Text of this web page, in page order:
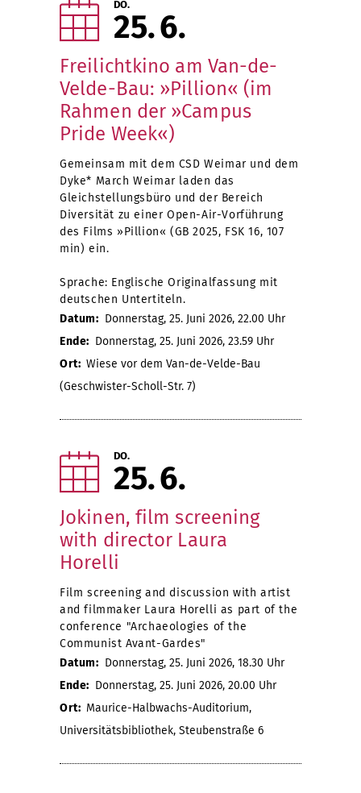
DO.
25 6
Freilichtkino am Van-de-
Velde-Bau: »Pillion« (im
Rahmen der »Campus
Pride Week«)
Gemeinsam mit dem CSD Weimar und dem
Dyke* March Weimar laden das
Gleichstellungsbüro und der Bereich
Diversität zu einer Open-Air-Vorführung
des Films »Pillion« (GB 2025, FSK 16, 107
min) ein.
Sprache: Englische Originalfassung mit
deutschen Untertiteln.
Datum: Donnerstag, 25. Juni 2026, 22.00 Uhr
Ende: Donnerstag, 25. Juni 2026, 23.59 Uhr
Ort: Wiese vor dem Van-de-Velde-Bau
(Geschwister-Scholl-Str. 7)
DO.
25 6
Jokinen, film screening
with director Laura
Horelli
Film screening and discussion with artist
and filmmaker Laura Horelli as part of the
conference "Archaeologies of the
Communist Avant-Gardes"
Datum: Donnerstag, 25. Juni 2026, 18.30 Uhr
Ende: Donnerstag, 25. Juni 2026, 20.00 Uhr
Ort: Maurice-Halbwachs-Auditorium,
Universitätsbibliothek, Steubenstraße 6